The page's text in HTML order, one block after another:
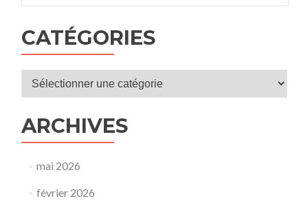
« L’urgence
elle
»
par
CATÉGORIES
Catégories
ARCHIVES
mai 2026
février 2026